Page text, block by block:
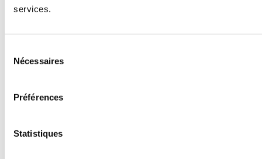
services.
Nécessaires
Préférences
Statistiques